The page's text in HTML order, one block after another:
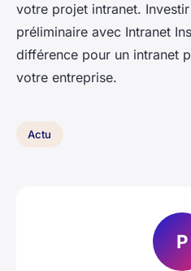
votre projet intranet.
préliminaire avec Intranet
différence pour un intranet
votre entreprise.
Actu
P